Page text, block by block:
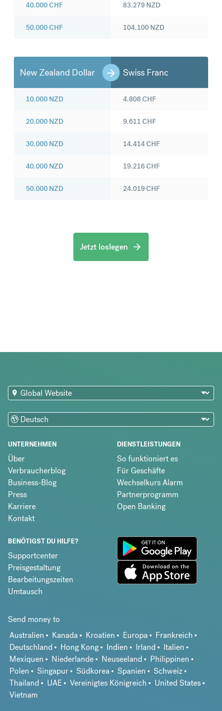
40.000CHF
50.000CHF
83.279 NZD
104.100 NZD
New Zealand Dollar Swiss Franc
10.000 NZD
20.000 NZD
30.000 NZD
40.000 NZD
50.000 NZD
4.808CHF
9.611CHF
14.414CHF
19.216CHF
24.019CHF
Jetzt loslegen
UNTERNEHMEN
Über
Verbraucherblog
Business-Blog
Press
Karriere
Kontakt
DIENSTLEISTUNGEN
So funktioniert es
Für Geschäfte
Wechselkurs Alarm
Partnerprogramm
Open Banking
BENÖTIGST DU HILFE?
Supportcenter
Preisgestaltung
Bearbeitungszeiten
Umtausch
Send money to
Australien
Kanada Kroatien Europa
Frankreich
Deutschland
Hong Kong Indien Irland
Italien
Mexiquen
Niederlande Neuseeland
Philippinen
Polen
Singapur Südkorea Spanien
Schweiz
Thailand
UAE Vereinigtes Königreich
United States
Vietnam